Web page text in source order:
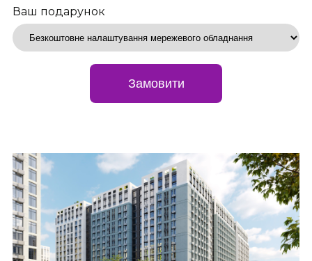
Ваш подарунок
Замовити